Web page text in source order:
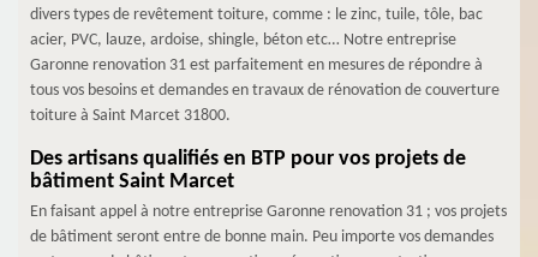
divers types de revêtement toiture, comme : le zinc, tuile, tôle, bac
acier, PVC, lauze, ardoise, shingle, béton etc… Notre entreprise
Garonne renovation 31 est parfaitement en mesures de répondre à
tous vos besoins et demandes en travaux de rénovation de couverture
toiture à Saint Marcet 31800.
Des artisans qualifiés en BTP pour vos projets de
bâtiment Saint Marcet
En faisant appel à notre entreprise Garonne renovation 31 ; vos projets
de bâtiment seront entre de bonne main. Peu importe vos demandes